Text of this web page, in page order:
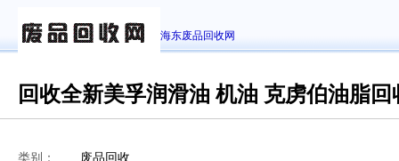
海东废品回收网
回收全新美孚润滑油 机油 克虏伯油脂回
类别： 废品回收